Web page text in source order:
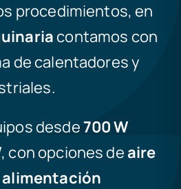
procedimientos, en
contamos con
de calentadores y
desde700 W
, con opciones deaire